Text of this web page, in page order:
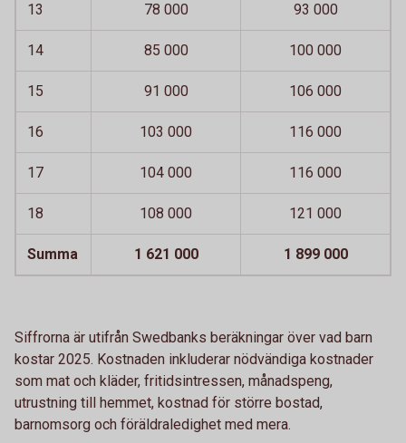
13 78 000 93 000
14 85 000 100 000
15 91 000 106 000
16 103 000 116 000
17 104 000 116 000
18 108 000 121 000
Summa 1 621 000 1 899 000
Siffrorna är utifrån Swedbanks beräkningar över vad barn
kostar 2025. Kostnaden inkluderar nödvändiga kostnader
som mat och kläder, fritidsintressen, månadspeng,
utrustning till hemmet, kostnad för större bostad,
barnomsorg och föräldraledighet med mera.